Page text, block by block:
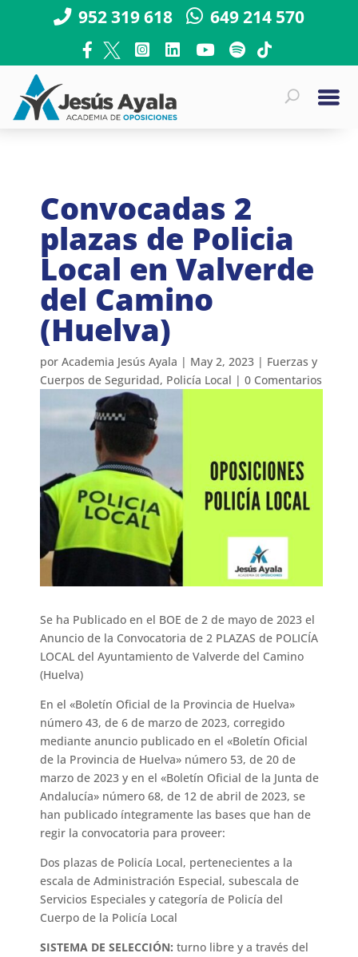
952 319 618 649 214 570
Convocadas 2
plazas de Policia
Local en Valverde
del Camino
(Huelva)
porAcademia Jesús Ayala | May 2, 2023 | Fuerzas y
Cuerpos de Seguridad, Policía Local |0 Comentarios
Se ha Publicado en el BOE de 2 de mayo de 2023 el
Anuncio de la Convocatoria de 2 PLAZAS de POLICÍA
LOCAL del Ayuntamiento de Valverde del Camino
(Huelva)
En el «Boletín Oficial de la Provincia de Huelva»
número 43, de 6 de marzo de 2023, corregido
mediante anuncio publicado en el «Boletín Oficial
de la Provincia de Huelva» número 53, de 20 de
marzo de 2023 y en el «Boletín Oficial de la Junta de
Andalucía» número 68, de 12 de abril de 2023, se
han publicado íntegramente las bases que han de
regir la convocatoria para proveer:
Dos plazas de Policía Local, pertenecientes a la
escala de Administración Especial, subescala de
Servicios Especiales y categoría de Policía del
Cuerpo de la Policía Local
SISTEMA DE SELECCIÓN: turno libre y a través del